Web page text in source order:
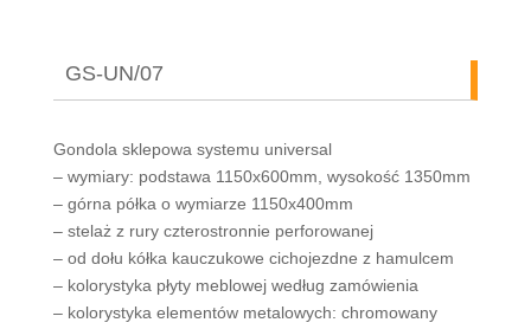
GS-UN/07
Gondola sklepowa systemu universal
– wymiary: podstawa 1150x600mm, wysokość 1350mm
– górna półka o wymiarze 1150x400mm
– stelaż z rury czterostronnie perforowanej
– od dołu kółka kauczukowe cichojezdne z hamulcem
– kolorystyka płyty meblowej według zamówienia
– kolorystyka elementów metalowych: chromowany